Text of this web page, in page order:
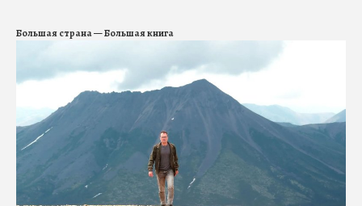
Большая страна — Большая книга